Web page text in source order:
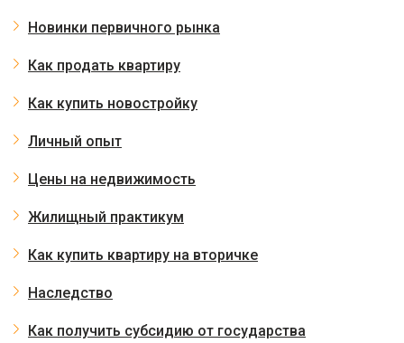
Новинки первичного рынка
Как продать квартиру
Как купить новостройку
Личный опыт
Цены на недвижимость
Жилищный практикум
Как купить квартиру на вторичке
Наследство
Как получить субсидию от государства